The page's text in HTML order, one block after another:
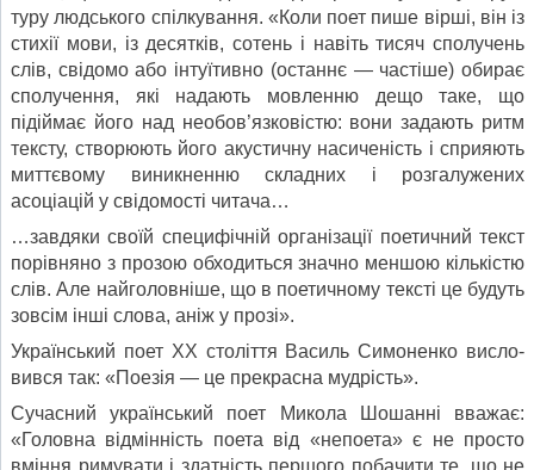
туру людського спілкування. «Коли поет пише вірші, він із
стихії мови, із десятків, сотень і навіть тисяч сполучень
слів, свідомо або інтуїтивно (останнє — частіше) обирає
сполу­чення, які надають мовленню дещо таке, що
підіймає його над необов’язковістю: вони задають ритм
тексту, створюють його акустичну насиченість і сприяють
миттєвому виникнен­ню складних і розгалужених
асоціацій у свідомості читача…
…завдяки своїй специфічній організації поетичний текст
порівняно з прозою обходиться значно меншою кількістю
слів. Але найголовніше, що в поетичному тексті це будуть
зовсім інші слова, аніж у прозі».
Український поет XX століття Василь Симоненко висло­
вився так: «Поезія — це прекрасна мудрість».
Сучасний український поет Микола Шошанні вважає:
«Головна відмінність поета від «непоета» є не просто
вмін­ня римувати і здатність першого побачити те, що не